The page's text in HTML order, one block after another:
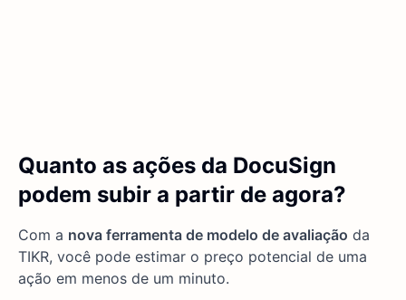
Quanto as ações da DocuSign
podem subir a partir de agora?
Com a nova ferramenta de modelo de avaliação da
TIKR, você pode estimar o preço potencial de uma
ação em menos de um minuto.